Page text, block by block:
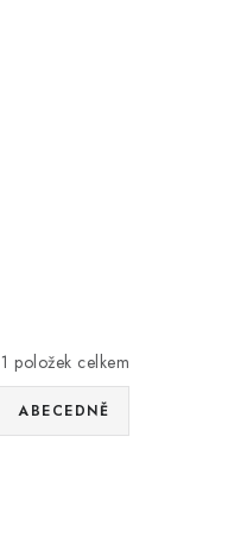
1 položek celkem
ABECEDNĚ